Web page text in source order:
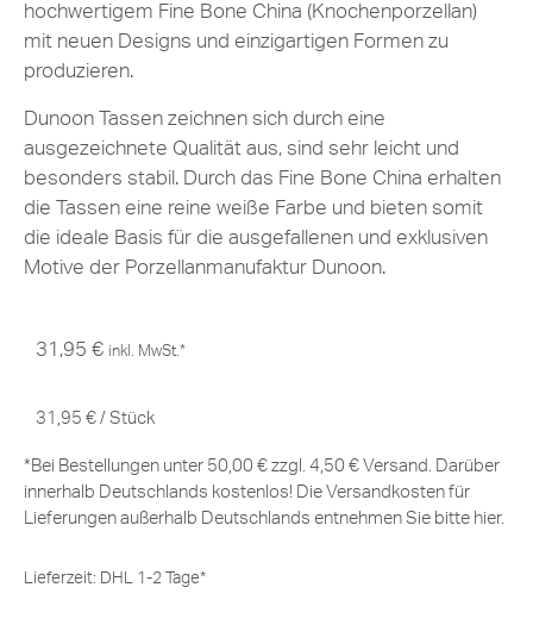
hochwertigem Fine Bone China (Knochenporzellan)
mit neuen Designs und einzigartigen Formen zu
produzieren.
Dunoon Tassen zeichnen sich durch eine
ausgezeichnete Qualität aus, sind sehr leicht und
besonders stabil. Durch das Fine Bone China erhalten
die Tassen eine reine weiße Farbe und bieten somit
die ideale Basis für die ausgefallenen und exklusiven
Motive der Porzellanmanufaktur Dunoon.
31,95 € inkl. MwSt.*
31,95 € / Stück
*Bei Bestellungen unter 50,00 € zzgl. 4,50 € Versand. Darüber
innerhalb Deutschlands kostenlos! Die Versandkosten für
Lieferungen außerhalb Deutschlands entnehmen Sie bitte hier.
Lieferzeit: DHL 1-2 Tage*